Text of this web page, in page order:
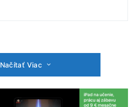
Načítať Viac